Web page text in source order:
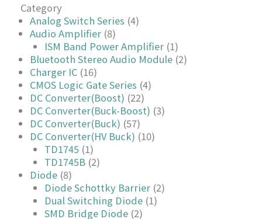
Category
Analog Switch Series (4)
Audio Amplifier (8)
ISM Band Power Amplifier (1)
Bluetooth Stereo Audio Module (2)
Charger IC (16)
CMOS Logic Gate Series (4)
DC Converter(Boost) (22)
DC Converter(Buck-Boost) (3)
DC Converter(Buck) (57)
DC Converter(HV Buck) (10)
TD1745 (1)
TD1745B (2)
Diode (8)
Diode Schottky Barrier (2)
Dual Switching Diode (1)
SMD Bridge Diode (2)